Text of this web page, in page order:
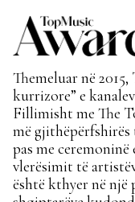
Themeluar në
kurrizore” e
Fillimisht me The
më gjithëpërfshirës
pas me
vlerësimit të
është kthyer në